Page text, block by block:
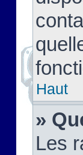
Haut
»
Les